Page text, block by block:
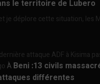
le territoire de Lubero
je déplore cette situation, les
attaque ADF à Kisima
À Beni :13 civils
différentes